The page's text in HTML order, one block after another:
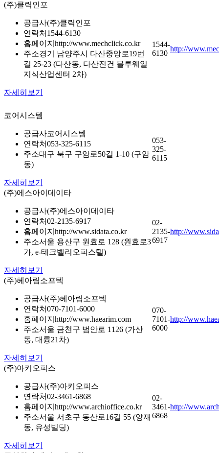
(주)클릭인포
공급사(주)클릭인포
연락처 1544-6130
홈페이지 http://www.mechclick.co.kr
주소경기 남양주시 다산중앙로19번
길 25-23 (다산동, 다산진건 블루웨일
지식산업센터 2차)
자세히보기
1544-
6130
http://
코어시스템
공급사코어시스템
연락처053-325-6115
주소대구 북구 구암로50길 1-10 (구암
동)
자세히보기
053-
325-
6115
(주)에스아이데이타
공급사(주)에스아이데이타
연락처02-2135-6917
홈페이지 http://www.sidata.co.kr
주소서울 용산구 원효로 128 (원효로3
가, e-테크벨리오피스텔)
자세히보기
02-
2135-
6917
http://
(주)헤아림소프텍
공급사(주)헤아림소프텍
연락처070-7101-6000
홈페이지 http://www.haearim.com
주소서울 금천구 범안로 1126 (가산
동, 대륭21차)
자세히보기
070-
7101-
6000
http://
(주)아키오피스
공급사(주)아키오피스
연락처02-3461-6868
홈페이지 http://www.archioffice.co.kr
주소서울 서초구 동산로16길 55 (양재
동, 유성빌딩)
자세히보기
02-
3461-
6868
http://